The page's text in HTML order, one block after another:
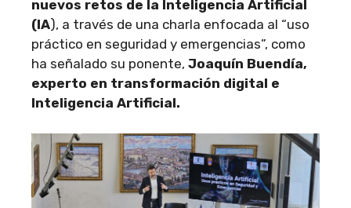
nuevos retos de la Inteligencia Artificial
(IA), a través de una charla enfocada al “uso
práctico en seguridad y emergencias”, como
ha señalado su ponente, Joaquín Buendía,
experto en transformación digital e
Inteligencia Artificial.